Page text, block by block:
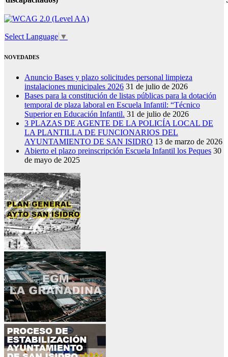
Select Language ▼
NOVEDADES
Anuncio Bases y plazo solicitudes personal limpieza
instalaciones municipales 2026 31 de julio de 2026
Bases para la constitución de listas públicas para la dotación
temporal de plaza laboral en Escuela Infantil: “Técnico
Superior en Educación Infantil. 31 de julio de 2026
3 PLAZAS DE AGENTE DE LA POLICÍA LOCAL DE
LA PLANTILLA DE FUNCIONARIOS DEL
AYUNTAMIENTO DE SAN ISIDRO 13 de marzo de 2026
Abierto el plazo preinscripción Escuela Infantil los Peques 30
de mayo de 2025